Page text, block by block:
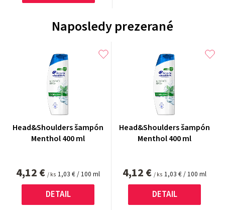
Naposledy prezerané
Head&Shoulders šampón
Menthol 400 ml
4,12 € / ks Jednotková
cena:
1,03 € / 100 ml
DETAIL
Head&Shoulders šampón
Menthol 400 ml
4,12 € / ks Jednotková
cena:
1,03 € / 100 ml
DETAIL